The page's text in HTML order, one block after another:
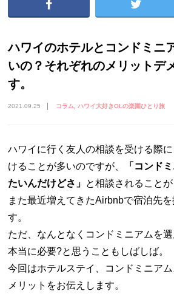
ハワイのホテルとコンドミニ
いの？それぞれのメリットデ
す。
2021.09.25 コラム ハワイ大好きOLの楽園ひとり旅
ハワイに行く友人の相談を受ける際
けることが多いのですが、
「コンド
たいんだけどさ」 と相談されることが
また最近増えてきたAirbnbで宿泊先
す。
ただ、なんとなくコンドミニアムを選
本当に必要?と思うこともしばしば。
今回はホテルステイ、コンドミニア
メリットをお伝えします。